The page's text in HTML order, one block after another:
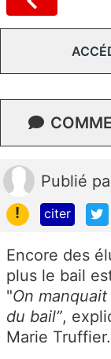
Publié
!
citer
Encore des
plus le bail
"On
du bail”,
Marie Truffier.